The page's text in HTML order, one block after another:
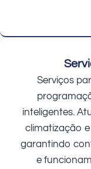
Serviços
inteligentes.
climatização
garantindo
e